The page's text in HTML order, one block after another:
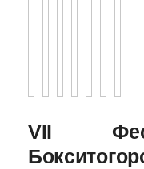
VII